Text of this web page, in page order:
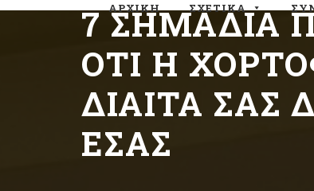
ΑΡΧΙΚΉ ΣΧΕΤΙΚΆ
7 ΣΗΜΆΔΙΑ
ΌΤΙ Η
ΊΑΙΤΆ ΣΑΣ
ΣΆΣ